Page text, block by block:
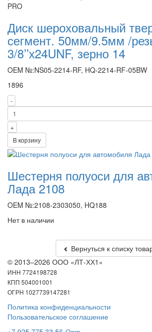
PRO
Диск шероховальный
сегмент. 50мм/9.5мм /
3/8’’х24UNF, зерно 14
OEM №:NS05-2214-RF, HQ-2214-RF-05BW
1896
-
+
В корзину
Шестерня полуоси для
Лада 2108
OEM №:2108-2303050, HQ188
Нет в наличии
Вернуться к списку
© 2013–2026 ООО «ЛТ-ХХ1»
ИНН 7724198728
КПП 504001001
ОГРН 1027739147281
Политика конфиденциальности
Пользовательское соглашение